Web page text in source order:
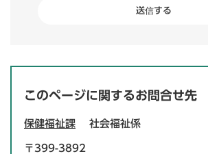
このページに関するお問合せ先
保健福祉課 社会福祉係
〒399-3892